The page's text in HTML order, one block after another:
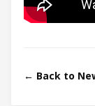
← Back to